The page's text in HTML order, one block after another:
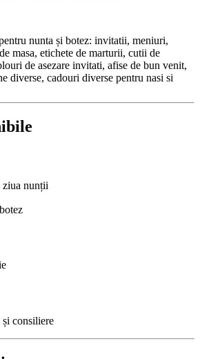
nunta și botez: invitatii, meniuri,
masa, etichete de marturii, cutii de
de asezare invitati, afise de bun venit,
diverse, cadouri diverse pentru nasi si
ziua nunții
și consiliere